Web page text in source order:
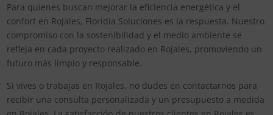
Para quienes buscan mejorar la eficiencia energética y el
confort en Rojales, Floridia Soluciones es la respuesta. Nuestro
compromiso con la sostenibilidad y el medio ambiente se
refleja en cada proyecto realizado en Rojales, promoviendo un
futuro más limpio y responsable.
Si vives o trabajas en Rojales, no dudes en contactarnos para
recibir una consulta personalizada y un presupuesto a medida